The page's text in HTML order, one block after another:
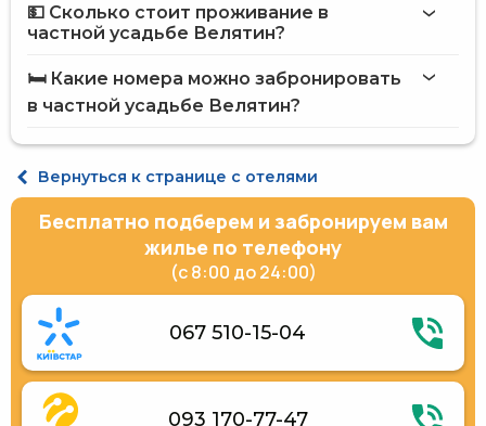
Автостоянка
Сад
Терраса
Газовая/электрическая плита
Кухонные принадлежности
💵 Сколько стоит проживание в
частной усадьбе Велятин?
на сайте Hotels24.ua
🛏️ Какие номера можно забронировать
в частной усадьбе Велятин?
Эконом двухместный
Вернуться к странице с отелями
Бесплатно подберем и забронируем вам
жилье по телефону
(с 8:00 до 24:00)
067 510-15-04
093 170-77-47